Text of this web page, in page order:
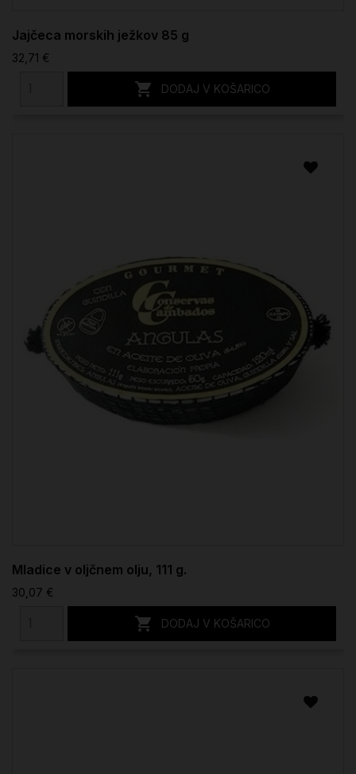
Jajčeca morskih ježkov 85 g
32,71 €
 DODAJ V KOŠARICO
Mladice v oljčnem olju, 111 g.
30,07 €
 DODAJ V KOŠARICO